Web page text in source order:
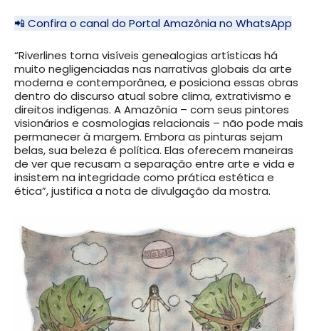
📲 Confira o canal do Portal Amazônia no WhatsApp
“Riverlines torna visíveis genealogias artísticas há
muito negligenciadas nas narrativas globais da arte
moderna e contemporânea, e posiciona essas obras
dentro do discurso atual sobre clima, extrativismo e
direitos indígenas. A Amazônia – com seus pintores
visionários e cosmologias relacionais – não pode mais
permanecer à margem. Embora as pinturas sejam
belas, sua beleza é política. Elas oferecem maneiras
de ver que recusam a separação entre arte e vida e
insistem na integridade como prática estética e
ética”, justifica a nota de divulgação da mostra.